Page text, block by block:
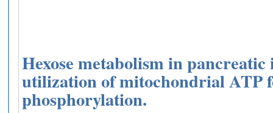
Hexose metabolism in
utilization of mitochondrial ATP
phosphorylation.